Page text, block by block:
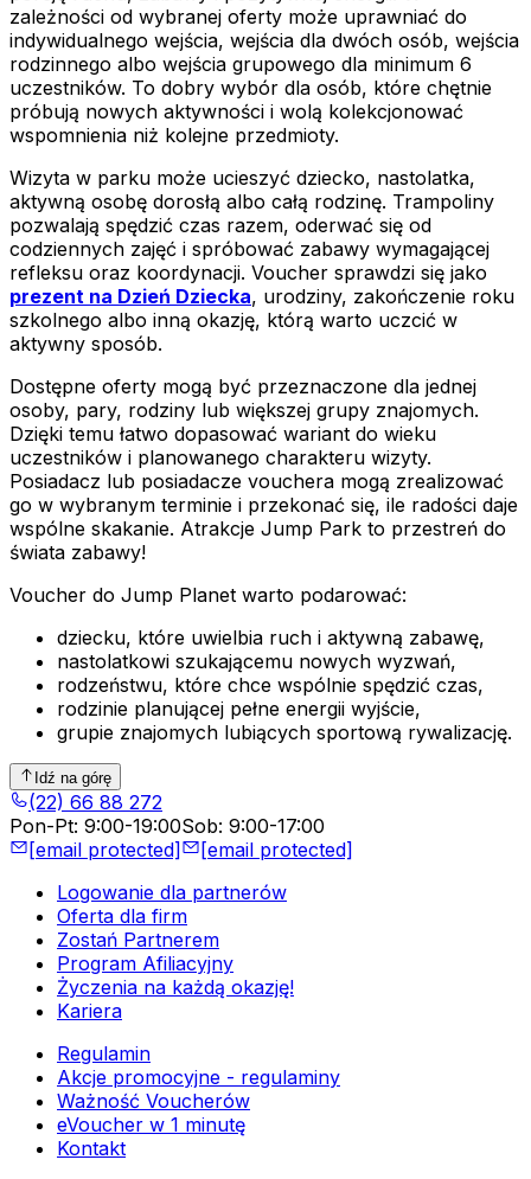
zależności od wybranej oferty może uprawniać do
indywidualnego wejścia, wejścia dla dwóch osób, wejścia
rodzinnego albo wejścia grupowego dla minimum 6
uczestników. To dobry wybór dla osób, które chętnie
próbują nowych aktywności i wolą kolekcjonować
wspomnienia niż kolejne przedmioty.
Wizyta w parku może ucieszyć dziecko, nastolatka,
aktywną osobę dorosłą albo całą rodzinę. Trampoliny
pozwalają spędzić czas razem, oderwać się od
codziennych zajęć i spróbować zabawy wymagającej
refleksu oraz koordynacji. Voucher sprawdzi się jako
prezent na Dzień Dziecka, urodziny, zakończenie roku
szkolnego albo inną okazję, którą warto uczcić w
aktywny sposób.
Dostępne oferty mogą być przeznaczone dla jednej
osoby, pary, rodziny lub większej grupy znajomych.
Dzięki temu łatwo dopasować wariant do wieku
uczestników i planowanego charakteru wizyty.
Posiadacz lub posiadacze vouchera mogą zrealizować
go w wybranym terminie i przekonać się, ile radości daje
wspólne skakanie. Atrakcje Jump Park to przestreń do
świata zabawy!
Voucher do Jump Planet warto podarować:
dziecku, które uwielbia ruch i aktywną zabawę,
nastolatkowi szukającemu nowych wyzwań,
rodzeństwu, które chce wspólnie spędzić czas,
rodzinie planującej pełne energii wyjście,
grupie znajomych lubiących sportową rywalizację.
Idź na górę
(22) 66 88 272
Pon-Pt: 9:00-19:00Sob: 9:00-17:00
[email protected]
[email protected]
Logowanie dla partnerów
Oferta dla firm
Zostań Partnerem
Program Afiliacyjny
Życzenia na każdą okazję!
Kariera
Regulamin
Akcje promocyjne - regulaminy
Ważność Voucherów
eVoucher w 1 minutę
Kontakt